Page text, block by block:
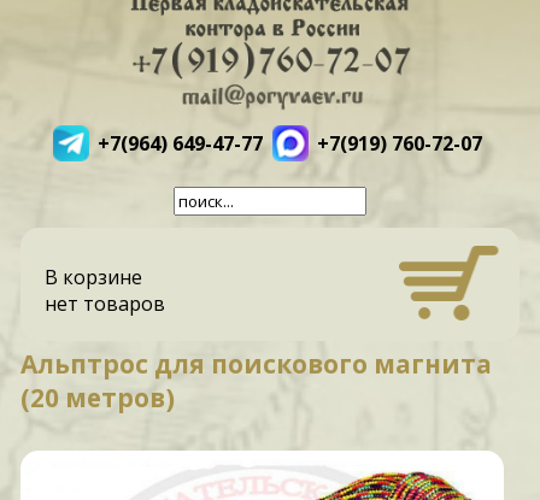
+7(964) 649-47-77 +7(919) 760-72-07
В корзине
нет товаров
Альптрос для поискового магнита
(20 метров)